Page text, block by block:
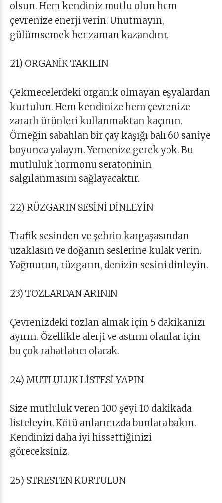
olsun. Hem kendiniz mutlu olun hem
çevrenize enerji verin. Unutmayın,
gülümsemek her zaman kazandınr.
21) ORGANİK TAKILIN
Çekmecelerdeki organik olmayan eşyalardan
kurtulun. Hem kendinize hem çevrenize
zararlı ürünleri kullanmaktan kaçının.
Örneğin sabahlan bir çay kaşığı balı 60 saniye
boyunca yalayın. Yemenize gerek yok. Bu
mutluluk hormonu seratoninin
salgılanmasını sağlayacaktır.
22) RÜZGARIN SESİNİ DİNLEYİN
Trafik sesinden ve şehrin kargaşasından
uzaklasın ve doğanın seslerine kulak verin.
Yağmurun, rüzgarın, denizin sesini dinleyin.
23) TOZLARDAN ARININ
Çevrenizdeki tozlan almak için 5 dakikanızı
ayırın. Özellikle alerji ve astımı olanlar için
bu çok rahatlatıcı olacak.
24) MUTLULUK LİSTESİ YAPIN
Size mutluluk veren 100 şeyi 10 dakikada
listeleyin. Kötü anlarınızda bunlara bakın.
Kendinizi daha iyi hissettiğinizi
göreceksiniz.
25) STRESTEN KURTULUN